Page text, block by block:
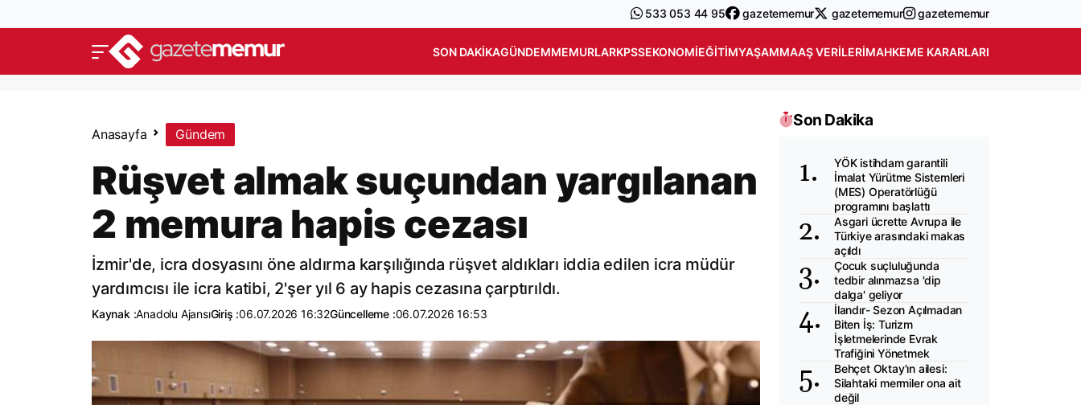
533 053 44 95 gazetememur gazetememur gazetememur
SON DAKIKAGÜNDEMMEMURLARKPSSEKONOMIEĞITIMYAŞAMMAAŞ VERILERIMAHKEME KARARLARI
Anasayfa Gündem
Rüşvet almak suçundan yargılanan
2 memura hapis cezası
İzmir'de, icra dosyasını öne aldırma karşılığında rüşvet aldıkları iddia edilen icra müdür
yardımcısı ile icra katibi, 2'şer yıl 6 ay hapis cezasına çarptırıldı.
Kaynak :Anadolu AjansıGiriş :06.07.2026 16:32Güncelleme :06.07.2026 16:53
Son Dakika
YÖK istihdam garantili
İmalat Yürütme Sistemleri
(MES) Operatörlüğü
programını başlattı
Asgari ücrette Avrupa ile
Türkiye arasındaki makas
açıldı
Çocuk suçluluğunda
tedbir alınmazsa 'dip
dalga' geliyor
İlandır- Sezon Açılmadan
Biten İş: Turizm
İşletmelerinde Evrak
Trafiğini Yönetmek
Behçet Oktay'ın ailesi:
Silahtaki mermiler ona ait
değil